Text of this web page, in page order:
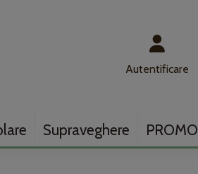
Autentificare
Supraveghere PROMO